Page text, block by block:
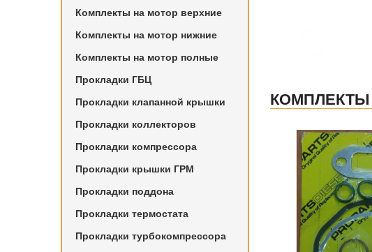
Комплекты на мотор верхние
Комплекты на мотор нижние
Комплекты на мотор полные
Прокладки ГБЦ
Прокладки клапанной крышки
Прокладки коллекторов
Прокладки компрессора
Прокладки крышки ГРМ
Прокладки поддона
Прокладки термостата
Прокладки турбокомпрессора
Купить в Санкт-
двигателя Deutz в